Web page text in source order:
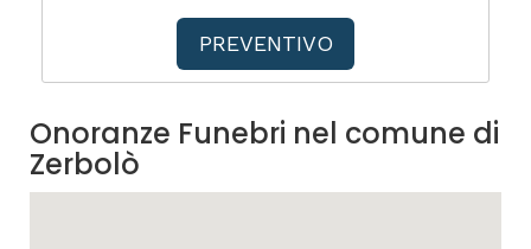
PREVENTIVO
Onoranze Funebri nel comune di
Zerbolò